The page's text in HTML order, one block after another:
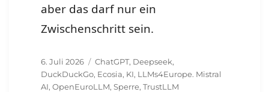
aber das darf nur ein
Zwischenschritt sein.
Veröffentlicht
am
6. Juli 2026 Schlagwörter
ChatGPT, Deepseek,
DuckDuckGo, Ecosia, KI, LLMs4Europe. Mistral
AI,OpenEuroLLM,Sperre,TrustLLM